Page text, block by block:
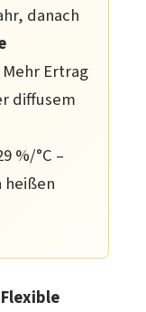
danach
Mehr Ertrag
diffusem
%/°C –
heißen